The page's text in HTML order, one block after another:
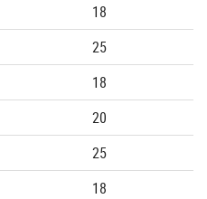
18
25
18
20
25
18